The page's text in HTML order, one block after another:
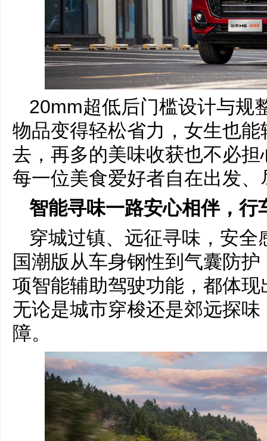
20mm超低后门槛设计与规
物品变得轻松省力，女生也
去，再多的美味收获也不必担
每一位美食爱好者自在出发、
智能寻味一路安心相伴，行
穿城过镇、远征寻味，安
国潮版从车身钢性到气囊防
项智能辅助驾驶功能，都体
无论是城市穿梭还是郊远探
障。